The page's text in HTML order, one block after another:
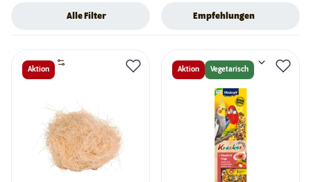
Alle Filter Empfehlungen
Aktion Aktion Vegetarisch